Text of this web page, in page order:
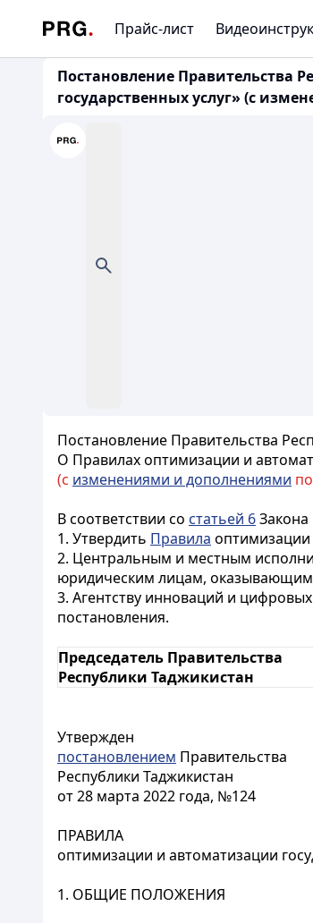
Прайс-лист
Постановление Правительства
государственных услуг» (с
Постановление Правительства
О Правилах оптимизации и
(с изменениями и дополнениями
В соответствии со статьей 6Закона
1. Утвердить Правила оптимизации
2. Центральным и местным
юридическим лицам, оказывающим
3. Агентству инноваций и
постановления.
Председатель Правительства
Республики Таджикистан
Утвержден
постановлением Правительства
Республики Таджикистан
от 28 марта 2022 года, №124
ПРАВИЛА
оптимизации и автоматизации
1. ОБЩИЕ ПОЛОЖЕНИЯ